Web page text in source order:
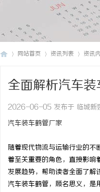
网站首页 资讯列表 资讯
全面解析汽车
2026-06-05 发布于 临城新
汽车装车鹤管厂家
随着现代物流与运输行业的
着至关重要的角色，直接影响
发展趋势，帮助读者全面了解
汽车装车鹤管，顾名思义，是